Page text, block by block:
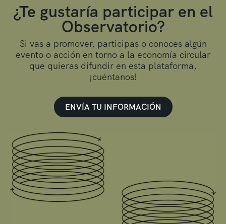
¿Te gustaría participar en el
Observatorio?
Si vas a promover, participas o conoces algún
evento o acción en torno a la economía circular
que quieras difundir en esta plataforma,
¡cuéntanos!
ENVÍA TU INFORMACIÓN